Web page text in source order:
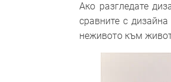
Ако разгледате
сравните с
неживото към